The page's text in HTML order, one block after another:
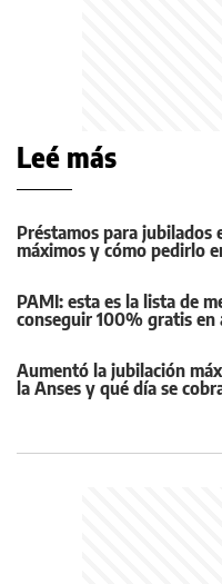
Leé más
Préstamos para
máximos y cómo pedirlo
PAMI: esta es la lista de
conseguir 100% gratis en
Aumentó la jubilación
la Anses y qué día se